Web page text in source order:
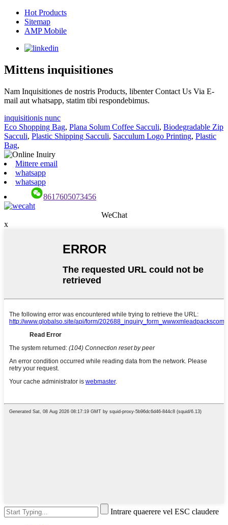
Hot Products
Sitemap
AMP Mobile
Mittens inquisitiones
Nam Inquisitiones de nostris Products, libenter Contact Us Via E-
mail aut whatsapp, statim tibi respondebimus.
inquisitionis nunc
Eco Shopping Bag, Plana Solum Coffee Sacculi, Biodegradable Zip
Sacculi, Plastic Shipping Sacculi, Sacculum Logo Printing, Plastic
Bag,
Mittere email
whatsapp
whatsapp
8617605073456
WeChat
x
Intrare quaerere vel ESC claudere